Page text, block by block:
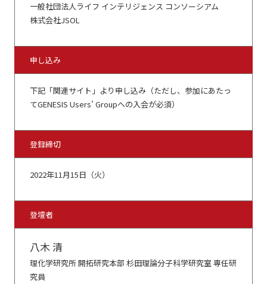
一般社団法人ライフ インテリジェンス コンソーシアム
株式会社JSOL
申し込み
下記「関連サイト」より申し込み（ただし、参加にあたっ
てGENESIS Users’ Groupへの入会が必須）
登録締切
2022年11月15日（火）
登壇者
八木 清
理化学研究所 開拓研究本部 杉田理論分子科学研究室 専任研
究員